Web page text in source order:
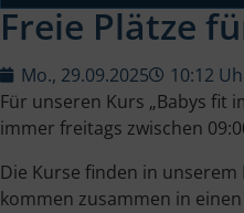
Freie Plätze
Mo., 29.09.2025
10:12
Für unseren Kurs „Babys fit
immer freitags zwischen
Die Kurse finden in
kommen zusammen in